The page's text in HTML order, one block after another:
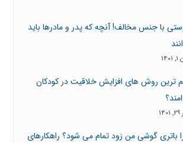
با جنس مخالف! آنچه که پدر و مادرها باید
ترین روش های افزایش خلاقیت در کودکان
باتری گوشی من زود تمام می شود؟ راهکارهای